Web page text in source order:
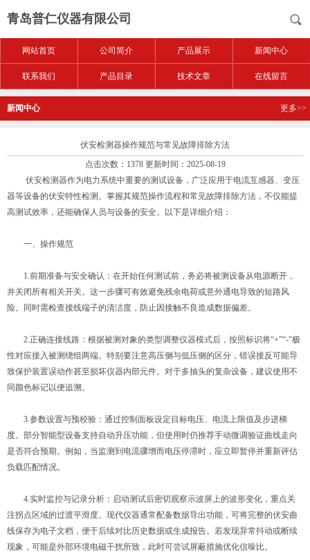
青岛普仁仪器有限公司
网站首页 公司简介 产品展示 新闻中心
联系我们 产品目录 技术文章 在线留言
新闻中心 更多>>
伏安检测器操作规范与常见故障排除方法
点击次数：1378 更新时间：2025-08-19
伏安检测器作为电力系统中重要的测试设备，广泛应用于电流互感器、变压
器等设备的伏安特性检测。掌握其规范操作流程和常见故障排除方法，不仅能提
高测试效率，还能确保人员与设备的安全。以下是详细介绍：
一、操作规范
1.前期准备与安全确认：在开始任何测试前，务必将被测设备从电源断开，
并关闭所有相关开关。这一步骤可有效避免残余电荷或意外通电导致的短路风
险。同时需检查接线端子的清洁度，防止因接触不良造成数据偏差。
2.正确连接线路：根据被测对象的类型调整仪器模式后，按照标识将“+”“-”极
性对应接入被测绕组两端。特别要注意高压侧与低压侧的区分，错误接反可能导
致保护装置误动作甚至损坏仪器内部元件。对于多抽头的复杂设备，建议使用不
同颜色标记以便追溯。
3.参数设置与预校验：通过控制面板设定目标电压、电流上限值及步进梯
度。部分智能型设备支持自动升压功能，但使用时仍推荐手动微调验证曲线走向
是否符合预期。例如，当监测到电流骤增而电压停滞时，应立即暂停并重新评估
负载匹配情况。
4.实时监控与记录分析：启动测试后密切观察示波屏上的波形变化，重点关
注拐点区域的过渡平滑度。现代仪器通常配备数据导出功能，可将完整的伏安曲
线保存为电子文档，便于后续对比历史数据或生成报告。若发现异常抖动或断续
现象，可能是外部环境电磁干扰所致，此时可尝试屏蔽措施优化信噪比。